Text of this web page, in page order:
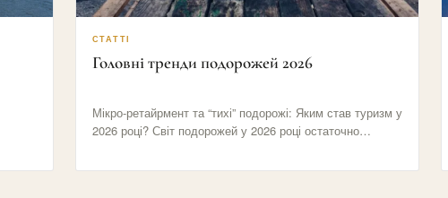
СТАТТІ
Головні тренди подорожей 2026
Мікро-ретайрмент та “тихі” подорожі: Яким став туризм у
2026 році? Світ подорожей у 2026 році остаточно